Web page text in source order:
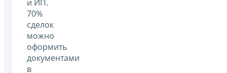
и ИП.
70%
сделок
можно
оформить
документами
в